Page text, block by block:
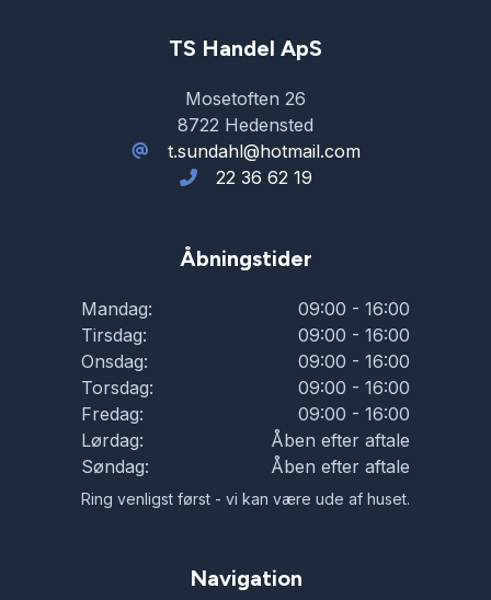
TS Handel ApS
Mosetoften 26
8722 Hedensted
t.sundahl@hotmail.com
22 36 62 19
Åbningstider
Mandag:
09:00 - 16:00
Tirsdag:
09:00 - 16:00
Onsdag:
09:00 - 16:00
Torsdag:
09:00 - 16:00
Fredag:
09:00 - 16:00
Lørdag:
Åben efter aftale
Søndag:
Åben efter aftale
Ring venligst først - vi kan være ude af huset.
Navigation